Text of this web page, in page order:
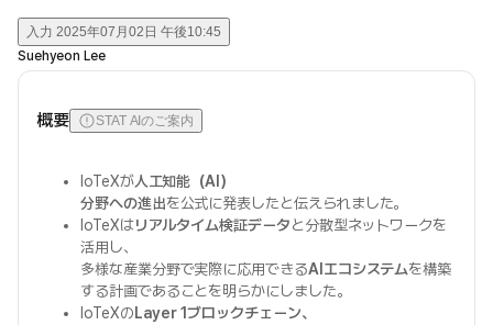
入力 2025年07月02日 午後10:45
Suehyeon Lee
概要 STAT AIのご案内
IoTeXが人工知能（AI）
分野への進出を公式に発表したと伝えられました。
IoTeXはリアルタイム検証データと分散型ネットワークを
活用し、
多様な産業分野で実際に応用できるAIエコシステムを構築
する計画であることを明らかにしました。
IoTeXの Layer 1ブロックチェーン、